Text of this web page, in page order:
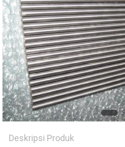
PRIVACY
POLICY
Deskripsi Produk